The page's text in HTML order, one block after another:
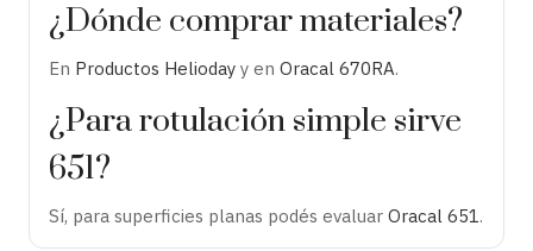
¿Dónde comprar materiales?
En Productos Helioday y en Oracal 670RA.
¿Para rotulación simple sirve
651?
Sí, para superficies planas podés evaluar Oracal 651.